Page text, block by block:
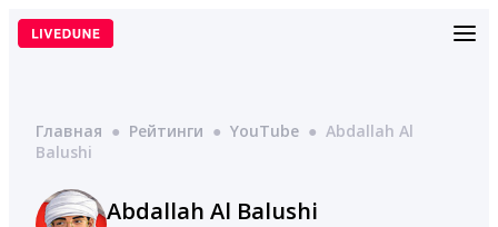
Перейти
Главная ● Рейтинги ● YouTube ● Abdallah Al
Balushi
Abdallah Al Balushi